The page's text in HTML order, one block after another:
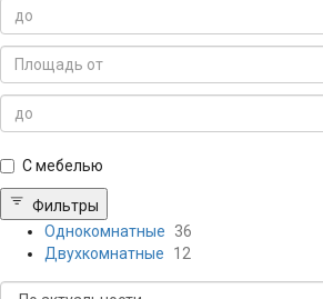
С мебелью
Фильтры
Однокомнатные
36
Двухкомнатные
12